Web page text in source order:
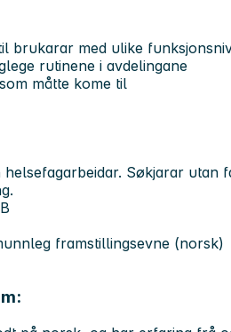
brukarar med ulike
rutinene i avdelingane
måtte kome til
helsefagarbeidar. Søkjarar
framstillingsevne (norsk)